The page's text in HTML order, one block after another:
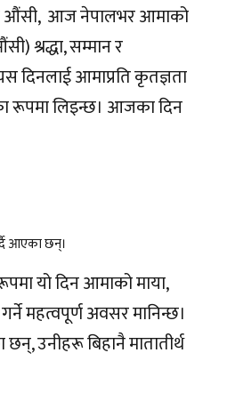
औंसी, आज नेपालभर आमाको
श्रद्धा, सम्मान र
दिनलाई आमाप्रति कृतज्ञता
रूपमा लिइन्छ। आजका दिन
आएका छन्।
यो दिन आमाको माया,
महत्वपूर्ण अवसर मानिन्छ।
उनीहरू बिहानैमातातीर्थ